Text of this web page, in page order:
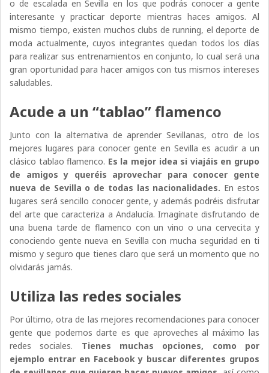
o de escalada en Sevilla en los que podrás conocer a gente
interesante y practicar deporte mientras haces amigos. Al
mismo tiempo, existen muchos clubs de running, el deporte de
moda actualmente, cuyos integrantes quedan todos los días
para realizar sus entrenamientos en conjunto, lo cual será una
gran oportunidad para hacer amigos con tus mismos intereses
saludables.
Acude a un “tablao” flamenco
Junto con la alternativa de aprender Sevillanas, otro de los
mejores lugares para conocer gente en Sevilla es acudir a un
clásico tablao flamenco. Es la mejor idea si viajáis en grupo
de amigos y queréis aprovechar para conocer gente
nueva de Sevilla o de todas las nacionalidades. En estos
lugares será sencillo conocer gente, y además podréis disfrutar
del arte que caracteriza a Andalucía. Imagínate disfrutando de
una buena tarde de flamenco con un vino o una cervecita y
conociendo gente nueva en Sevilla con mucha seguridad en ti
mismo y seguro que tienes claro que será un momento que no
olvidarás jamás.
Utiliza las redes sociales
Por último, otra de las mejores recomendaciones para conocer
gente que podemos darte es que aproveches al máximo las
redes sociales. Tienes muchas opciones, como por
ejemplo entrar en Facebook y buscar diferentes grupos